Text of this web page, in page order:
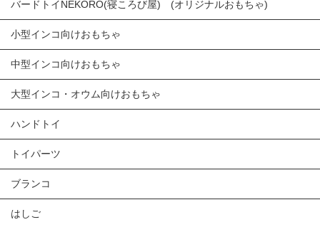
バードトイNEKORO(寝ころび屋) (オリジナルおもちゃ)
小型インコ向けおもちゃ
中型インコ向けおもちゃ
大型インコ・オウム向けおもちゃ
ハンドトイ
トイパーツ
ブランコ
はしご